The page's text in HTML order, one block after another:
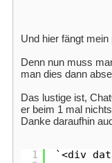
Und hier fängt mein
Denn nun muss
man dies dann
Das lustige ist,
er beim 1 mal
Danke daraufhin
1
`<div